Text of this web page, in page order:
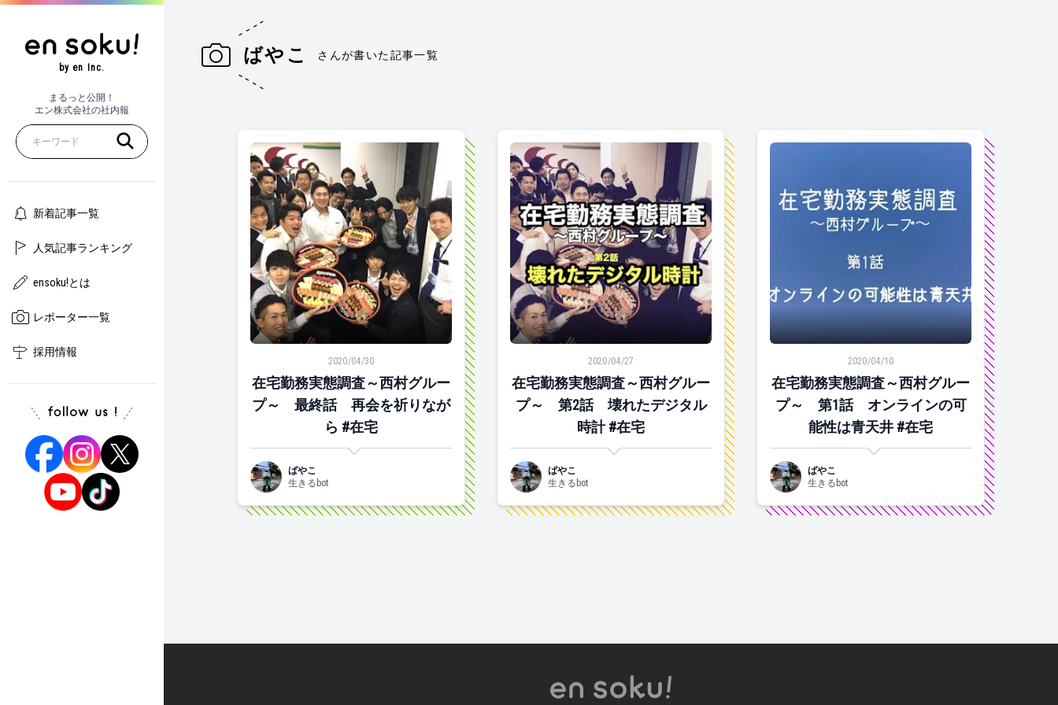
by en Inc.
まるっと公開！
エン株式会社の社内報
新着記事一覧
人気記事ランキング
ensoku!とは
レポーター一覧
採用情報
ばやこ さんが書いた記事一覧
在宅勤務実態調査～西村グループ～ 最終話 再会を祈りながら #在宅
2020/04/30
在宅勤務実態調査～西村グルー
プ～ 最終話 再会を祈りなが
ら #在宅
ばやこ
生きるbot
在宅勤務実態調査～西村グループ～ 第2話 壊れたデジタル時計 #在宅
2020/04/27
在宅勤務実態調査～西村グルー
プ～ 第2話 壊れたデジタル
時計 #在宅
ばやこ
生きるbot
在宅勤務実態調査～西村グループ～ 第1話 オン
2020/04/10
在宅勤務実態調査～西村グルー
プ～ 第1話 オンラインの可
能性は青天井 #在宅
ばやこ
生きるbot